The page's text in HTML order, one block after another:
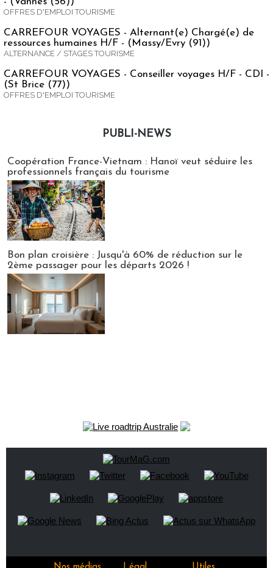
OFFRES D'EMPLOI TOURISME
CARREFOUR VOYAGES - Alternant(e) Chargé(e) de
ressources humaines H/F - (Massy/Evry (91))
ALTERNANCE / STAGES TOURISME
CARREFOUR VOYAGES - Conseiller voyages H/F - CDI -
(St Brice (77))
OFFRES D'EMPLOI TOURISME
PUBLI-NEWS
Coopération France-Vietnam : Hanoï veut séduire les
professionnels français du tourisme
Bon plan croisière : Jusqu'à 60% de réduction sur le
2ème passager pour les départs 2026 !